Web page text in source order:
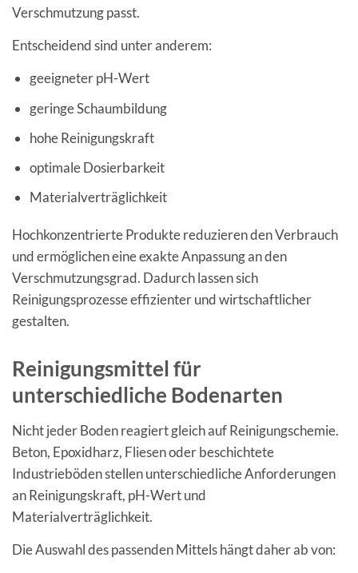
Verschmutzung passt.
Entscheidend sind unter anderem:
geeigneter pH-Wert
geringe Schaumbildung
hohe Reinigungskraft
optimale Dosierbarkeit
Materialverträglichkeit
Hochkonzentrierte Produkte reduzieren den Verbrauch
und ermöglichen eine exakte Anpassung an den
Verschmutzungsgrad. Dadurch lassen sich
Reinigungsprozesse effizienter und wirtschaftlicher
gestalten.
Reinigungsmittel für
unterschiedliche Bodenarten
Nicht jeder Boden reagiert gleich auf Reinigungschemie.
Beton, Epoxidharz, Fliesen oder beschichtete
Industrieböden stellen unterschiedliche Anforderungen
an Reinigungskraft, pH-Wert und
Materialverträglichkeit.
Die Auswahl des passenden Mittels hängt daher ab von: